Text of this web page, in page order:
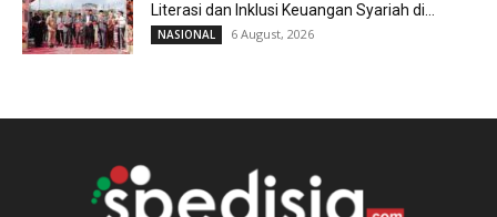
Literasi dan Inklusi Keuangan Syariah di...
NASIONAL 6 August, 2026